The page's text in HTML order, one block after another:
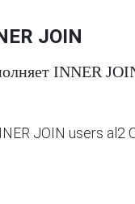
JOIN
INNER
JOIN users